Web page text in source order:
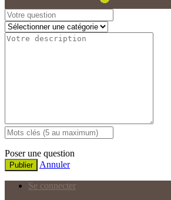
Poser une question
Publier Annuler
Se connecter